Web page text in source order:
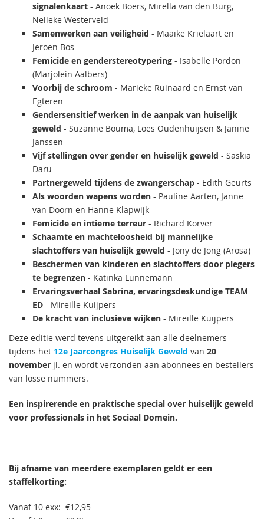
signalenkaart - Anoek Boers, Mirella van den Burg,
Nelleke Westerveld
Samenwerken aan veiligheid - Maaike Krielaart en
Jeroen Bos
Femicide en genderstereotypering - Isabelle Pordon
(Marjolein Aalbers)
Voorbij de schroom - Marieke Ruinaard en Ernst van
Egteren
Gendersensitief werken in de aanpak van huiselijk
geweld - Suzanne Bouma, Loes Oudenhuijsen & Janine
Janssen
Vijf stellingen over gender en huiselijk geweld - Saskia
Daru
Partnergeweld tijdens de zwangerschap - Edith Geurts
Als woorden wapens worden - Pauline Aarten, Janne
van Doorn en Hanne Klapwijk
Femicide en intieme terreur - Richard Korver
Schaamte en machteloosheid bij mannelijke
slachtoffers van huiselijk geweld - Jony de Jong (Arosa)
Beschermen van kinderen en slachtoffers door plegers
te begrenzen - Katinka Lünnemann
Ervaringsverhaal Sabrina, ervaringsdeskundige TEAM
ED - Mireille Kuijpers
De kracht van inclusieve wijken - Mireille Kuijpers
Deze editie werd tevens uitgereikt aan alle deelnemers
tijdens het 12e Jaarcongres Huiselijk Geweld van 20
november jl. en wordt verzonden aan abonnees en bestellers
van losse nummers.
Een inspirerende en praktische special over huiselijk geweld
voor professionals in het Sociaal Domein.
-------------------------------
Bij afname van meerdere exemplaren geldt er een
staffelkorting:
Vanaf 10 exx: €12,95